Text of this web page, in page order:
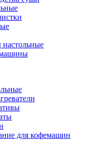
для кофемашин